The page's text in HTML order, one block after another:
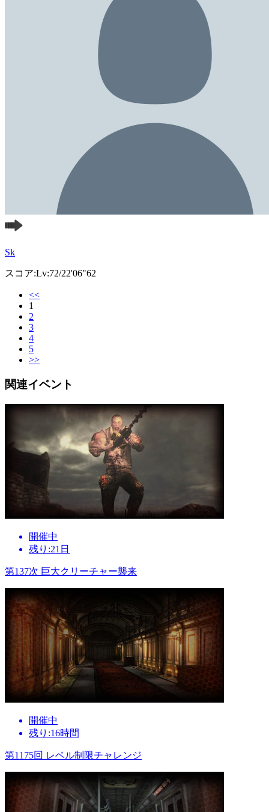
Sk
スコア:Lv:72/22'06"62
<<
1
2
3
4
5
>>
関連イベント
開催中
残り:21日
第137次 巨大クリーチャー襲来
開催中
残り:16時間
第1175回 レベル制限チャレンジ